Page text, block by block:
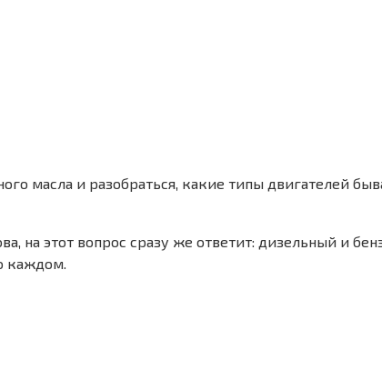
масла и разобраться, какие типы двигателей
на этот вопрос сразу же ответит: дизельный и
каждом.